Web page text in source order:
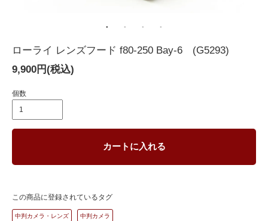
ローライ レンズフード f80-250 Bay-6 (G5293)
9,900円(税込)
個数
カートに入れる
この商品に登録されているタグ
中判カメラ・レンズ 中判カメラ